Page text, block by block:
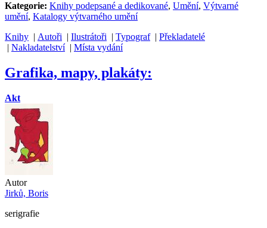
Kategorie: Knihy podepsané a dedikované, Umění, Výtvarné
umění, Katalogy výtvarného umění
Knihy | Autoři | Ilustrátoři | Typograf| Překladatelé
| Nakladatelství| Místa vydání
Grafika, mapy, plakáty:
Akt
Autor
Jirků, Boris
serigrafie